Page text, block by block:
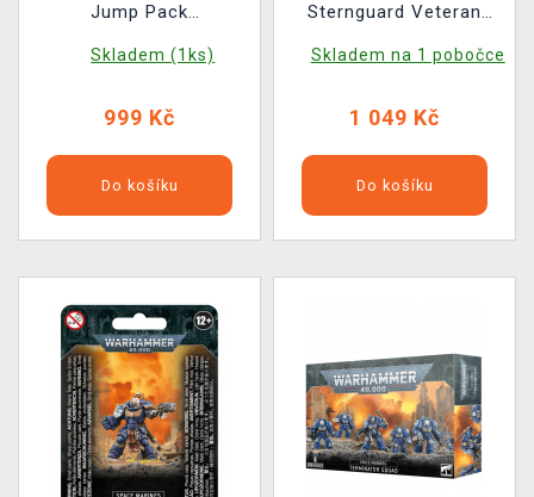
Jump Pack
Skladem (1ks)
999 Kč
Do košíku
Sternguard Veteran
Skladem na 1 pobočce
1 049 Kč
Do košíku